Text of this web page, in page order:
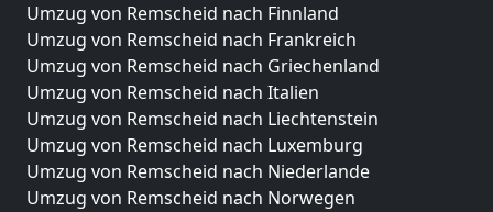
Umzug von Remscheid nach Finnland
Umzug von Remscheid nach Frankreich
Umzug von Remscheid nach Griechenland
Umzug von Remscheid nach Italien
Umzug von Remscheid nach Liechtenstein
Umzug von Remscheid nach Luxemburg
Umzug von Remscheid nach Niederlande
Umzug von Remscheid nach Norwegen